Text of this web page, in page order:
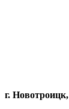
г. Новотроицк,